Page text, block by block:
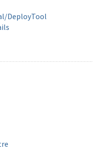
DeployTool